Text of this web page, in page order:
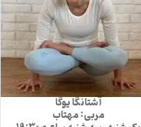
آشتانگا یوگا
مربی: مهتاب